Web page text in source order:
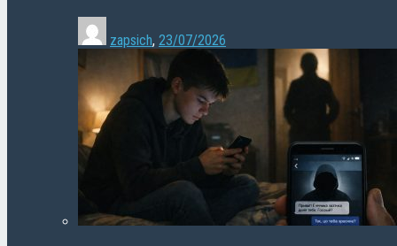
zapsich, 23/07/2026